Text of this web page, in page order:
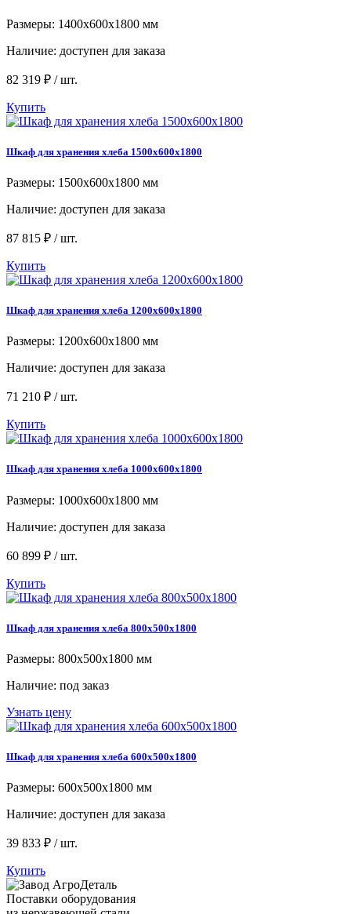
Размеры: 1400x600x1800 мм
Наличие: доступен для заказа
82 319 ₽ / шт.
Купить
Шкаф для хранения хлеба 1500x600x1800
Размеры: 1500x600x1800 мм
Наличие: доступен для заказа
87 815 ₽ / шт.
Купить
Шкаф для хранения хлеба 1200x600x1800
Размеры: 1200x600x1800 мм
Наличие: доступен для заказа
71 210 ₽ / шт.
Купить
Шкаф для хранения хлеба 1000x600x1800
Размеры: 1000x600x1800 мм
Наличие: доступен для заказа
60 899 ₽ / шт.
Купить
Шкаф для хранения хлеба 800x500x1800
Размеры: 800x500x1800 мм
Наличие: под заказ
Узнать цену
Шкаф для хранения хлеба 600x500x1800
Размеры: 600x500x1800 мм
Наличие: доступен для заказа
39 833 ₽ / шт.
Купить
Поставки оборудования